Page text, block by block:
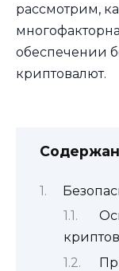
рассмотрим,
обеспечении
криптовалют.